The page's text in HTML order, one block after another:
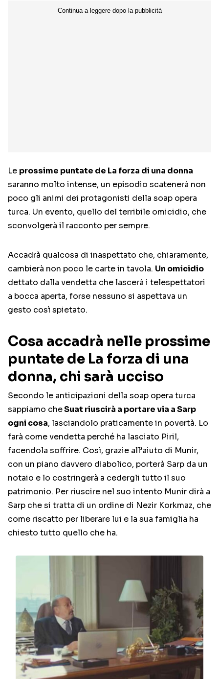
Seguici sui social
Le prossime puntate de La forza di una donna
saranno molto intense, un episodio scatenerà non
poco gli animi dei protagonisti della soap opera
turca. Un evento, quello del terribile omicidio, che
sconvolgerà il racconto per sempre.
Accadrà qualcosa di inaspettato che, chiaramente,
cambierà non poco le carte in tavola. Un omicidio
dettato dalla vendetta che lascerà i telespettatori
a bocca aperta, forse nessuno si aspettava un
gesto così spietato.
Cosa accadrà nelle prossime
puntate de La forza di una
donna, chi sarà ucciso
Secondo le anticipazioni della soap opera turca
sappiamo cheSuat riuscirà a portare via a Sarp
ogni cosa, lasciandolo praticamente in povertà. Lo
farà come vendetta perché ha lasciato Piril,
facendola soffrire. Così, grazie all’aiuto di Munir,
con un piano davvero diabolico, porterà Sarp da un
notaio e lo costringerà a cedergli tutto il suo
patrimonio. Per riuscire nel suo intento Munir dirà a
Sarp che si tratta di un ordine di Nezir Korkmaz, che
come riscatto per liberare lui e la sua famiglia ha
chiesto tutto quello che ha.